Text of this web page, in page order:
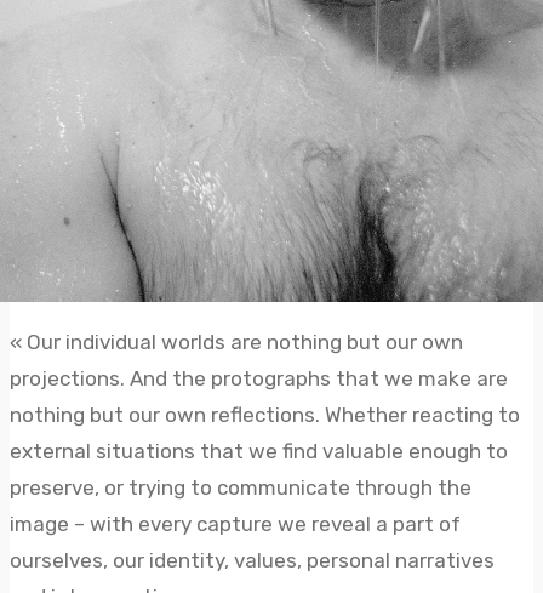
« Our individual worlds are nothing but our own
projections. And the protographs that we make are
nothing but our own reflections. Whether reacting to
external situations that we find valuable enough to
preserve, or trying to communicate through the
image – with every capture we reveal a part of
ourselves, our identity, values, personal narratives